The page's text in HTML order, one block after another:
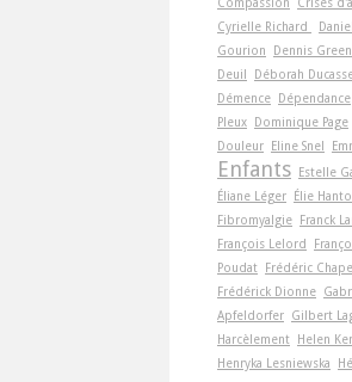
Cyrielle Richard
Gourion
Dennis
Deuil
Déborah
Démence Dépendance
Pleux Dominique Page
Douleur Eline Snel
Enfants Estelle
Éliane Léger Élie
Fibromyalgie Franck
François Lelord
Poudat Frédéric
Frédérick Dionne
Apfeldorfer Gilbert
Harcèlement Helen
Henryka Lesniewska